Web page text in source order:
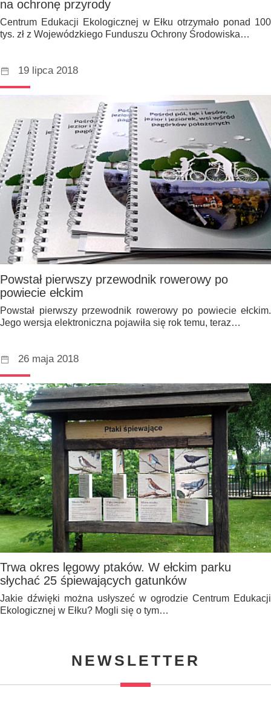
na ochronę przyrody
Centrum Edukacji Ekologicznej w Ełku otrzymało ponad 100
tys. zł z Wojewódzkiego Funduszu Ochrony Środowiska…
19 lipca 2018
Powstał pierwszy przewodnik rowerowy po
powiecie ełckim
Powstał pierwszy przewodnik rowerowy po powiecie ełckim.
Jego wersja elektroniczna pojawiła się rok temu, teraz…
26 maja 2018
Trwa okres lęgowy ptaków. W ełckim parku
słychać 25 śpiewających gatunków
Jakie dźwięki można usłyszeć w ogrodzie Centrum Edukacji
Ekologicznej w Ełku? Mogli się o tym…
NEWSLETTER